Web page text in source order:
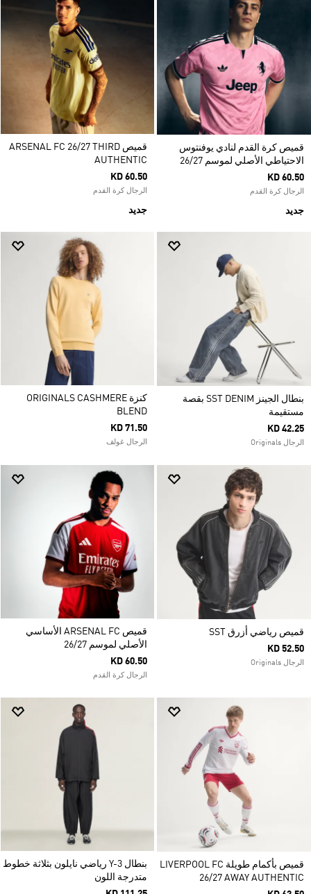
قميص كرة القدم لنادي يوفنتوس
الاحتياطي الأصلي لموسم 26/27
KD 60.50
الرجال كرة القدم
جديد
قميص ARSENAL FC 26/27 THIRD
AUTHENTIC
KD 60.50
الرجال كرة القدم
جديد
بنطال الجينز SST DENIM بقصة
مستقيمة
KD 42.25
الرجال Originals
كنزة ORIGINALS CASHMERE
BLEND
KD 71.50
الرجال غولف
قميص رياضي أزرق SST
KD 52.50
الرجال Originals
قميص ARSENAL FC الأساسي
الأصلي لموسم 26/27
KD 60.50
الرجال كرة القدم
قميص بأكمام طويلة LIVERPOOL FC
26/27 AWAY AUTHENTIC
بنطال Y-3 رياضي نايلون بثلاثة خطوط
متدرجة اللون